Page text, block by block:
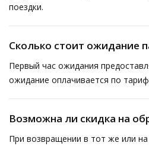
поездки.
Сколько стоит ожидание
Первый час ожидания
ожидание оплачивается по
Возможна ли скидка на
При возвращении в тот же или